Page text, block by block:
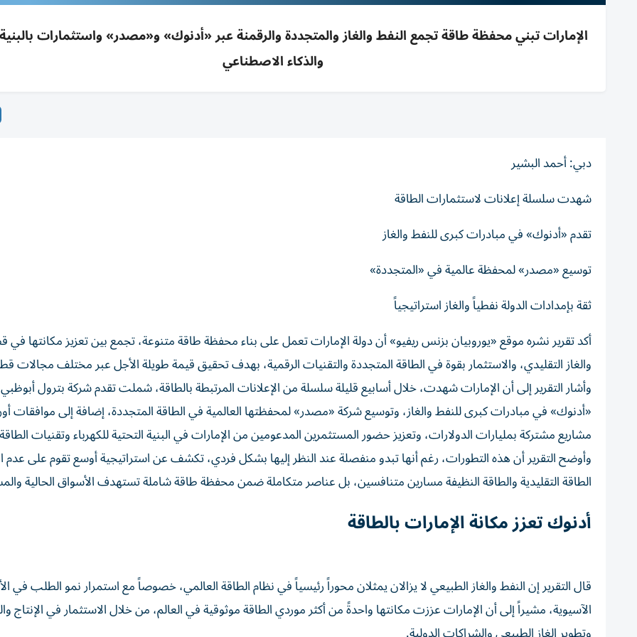
الإمارات تبني محفظة طاقة تجمع النفط والغاز والمتجددة والرقمنة عبر «أدنوك» و«مصدر» واستثمارات
والذكاء الاصطناعي
دبي: أحمد البشير
شهدت سلسلة إعلانات لاستثمارات الطاقة
تقدم «أدنوك» في مبادرات كبرى للنفط والغاز
توسيع «مصدر» لمحفظة عالمية في «المتجددة»
ثقة بإمدادات الدولة نفطياً والغاز استراتيجياً
أكد تقرير نشره موقع «يوروبيان بزنس ريفيو» أن دولة الإمارات تعمل على بناء محفظة طاقة متنوعة، تجمع بين تعزيز مكانتها في
والغاز التقليدي، والاستثمار بقوة في الطاقة المتجددة والتقنيات الرقمية، بهدف تحقيق قيمة طويلة الأجل عبر مختلف مجالات
وأشار التقرير إلى أن الإمارات شهدت، خلال أسابيع قليلة سلسلة من الإعلانات المرتبطة بالطاقة، شملت تقدم شركة بترول
«أدنوك» في مبادرات كبرى للنفط والغاز، وتوسيع شركة «مصدر» لمحفظتها العالمية في الطاقة المتجددة، إضافة إلى موافقات
مشاريع مشتركة بمليارات الدولارات، وتعزيز حضور المستثمرين المدعومين من الإمارات في البنية التحتية للكهرباء وتقنيات
وأوضح التقرير أن هذه التطورات، رغم أنها تبدو منفصلة عند النظر إليها بشكل فردي، تكشف عن استراتيجية أوسع تقوم على عدم
الطاقة التقليدية والطاقة النظيفة مسارين متنافسين، بل عناصر متكاملة ضمن محفظة طاقة شاملة تستهدف الأسواق الحالية
أدنوك تعزز مكانة الإمارات بالطاقة
قال التقرير إن النفط والغاز الطبيعي لا يزالان يمثلان محوراً رئيسياً في نظام الطاقة العالمي، خصوصاً مع استمرار نمو الطلب في
الآسيوية، مشيراً إلى أن الإمارات عززت مكانتها واحدةً من أكثر موردي الطاقة موثوقية في العالم، من خلال الاستثمار في الإنتاج